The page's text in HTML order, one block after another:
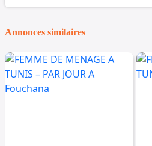
Annonces similaires